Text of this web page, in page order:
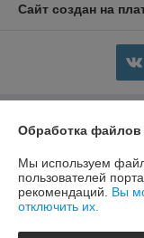
Сайт создан на
Информация для
Юридическое лицо:
213802, Могилевская
Регистрационный
Обработка
Мы используем
пользователей
рекомендаций. Вы
отключить их.